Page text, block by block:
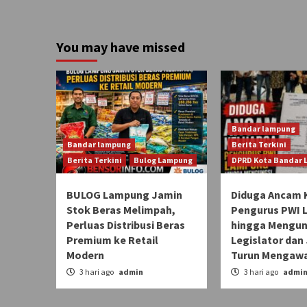
You may have missed
Bandar lampung
Berita Terkini
Bulog Lampung
BULOG Lampung Jamin
Stok Beras Melimpah,
Perluas Distribusi Beras
Premium ke Retail
Modern
3 hari ago admin
Bandar lampung
Berita Terkini
DPRD Kota Bandar
Diduga Ancam
Pengurus PWI
hingga
Legislator dan
Turun
3 hari ago admin